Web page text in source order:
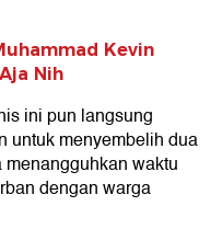
Kevin
Nih
ini pun langsung
untuk menyembelih dua
waktu
dengan warga